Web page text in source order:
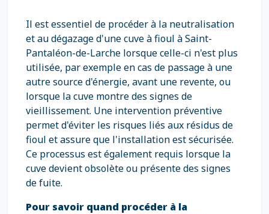
Il est essentiel de procéder à la neutralisation
et au dégazage d'une cuve à fioul à Saint-
Pantaléon-de-Larche lorsque celle-ci n'est plus
utilisée, par exemple en cas de passage à une
autre source d'énergie, avant une revente, ou
lorsque la cuve montre des signes de
vieillissement. Une intervention préventive
permet d'éviter les risques liés aux résidus de
fioul et assure que l'installation est sécurisée.
Ce processus est également requis lorsque la
cuve devient obsolète ou présente des signes
de fuite.
Pour savoir quand procéder à la